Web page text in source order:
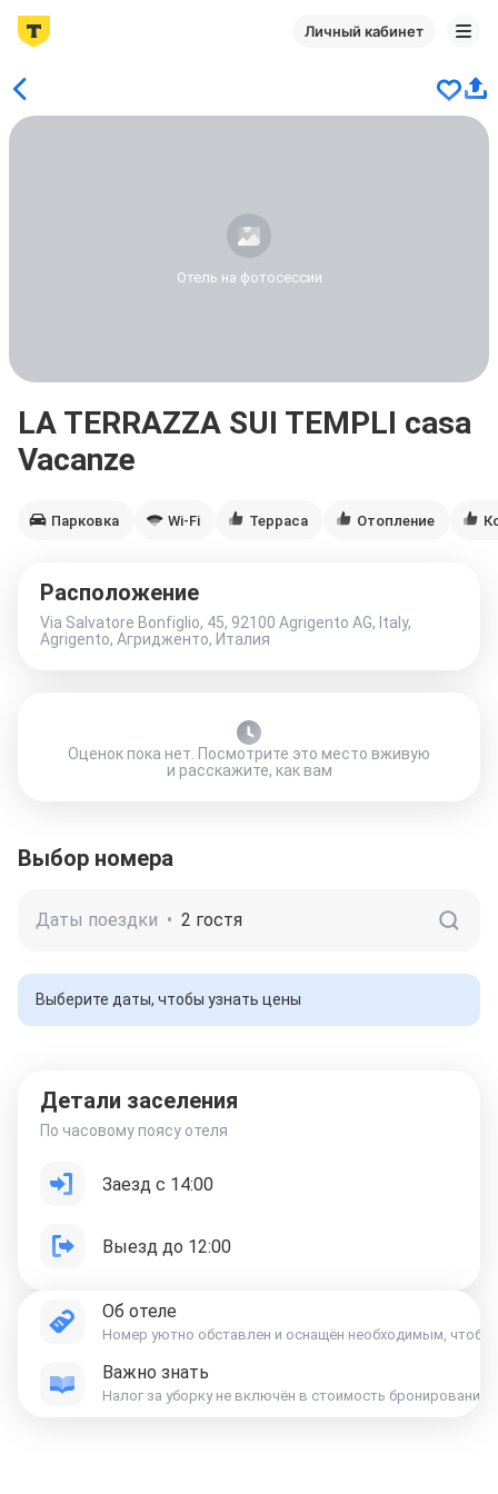
Личный кабинет
Отель на фотосессии
LA TERRAZZA SUI TEMPLI casa
Vacanze
Парковка Wi-Fi Терраса Отопление
Расположение
Via Salvatore Bonfiglio, 45, 92100 Agrigento AG, Italy,
Agrigento, Агридженто, Италия
Оценок пока нет. Посмотрите это место вживую
и расскажите, как вам
Выбор номера
Даты поездки • 2 гостя
Выберите даты, чтобы узнать цены
Детали заселения
По часовому поясу отеля
Заезд с 14:00
Выезд до 12:00
Об отеле
Номер уютно обставлен и оснащён необходимым, чтобы
Важно знать